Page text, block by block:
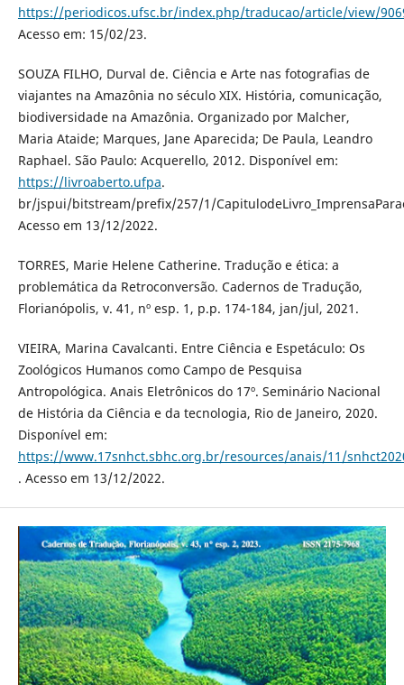
https://periodicos.ufsc.br/index.php/traducao/article/view/
Acesso em: 15/02/23.
SOUZA FILHO, Durval de. Ciência e Arte nas fotografias de
viajantes na Amazônia no século XIX. História, comunicação,
biodiversidade na Amazônia. Organizado por Malcher,
Maria Ataide; Marques, Jane Aparecida; De Paula, Leandro
Raphael. São Paulo: Acquerello, 2012. Disponível em:
https://livroaberto.ufpa.
br/jspui/bitstream/prefix/257/1/
Acesso em 13/12/2022.
TORRES, Marie Helene Catherine. Tradução e ética: a
problemática da Retroconversão. Cadernos de Tradução,
Florianópolis, v. 41, nº esp. 1, p.p. 174-184, jan/jul, 2021.
VIEIRA, Marina Cavalcanti. Entre Ciência e Espetáculo: Os
Zoológicos Humanos como Campo de Pesquisa
Antropológica. Anais Eletrônicos do 17º. Seminário Nacional
de História da Ciência e da tecnologia, Rio de Janeiro, 2020.
Disponível em:
https://www.17snhct.sbhc.org.br/resources/anais/11/
. Acesso em 13/12/2022.